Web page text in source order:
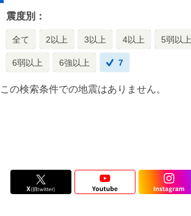
震度別：
全て 2以上 3以上 4以上 5弱以上
6弱以上 6強以上 7
この検索条件での地震はありません。